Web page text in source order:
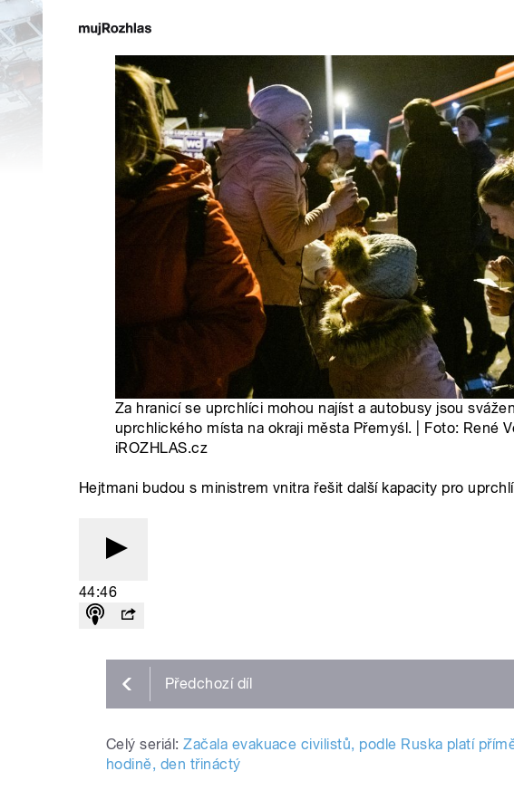
Za hranicí se uprchlíci mohou najíst a autobusy jsou
uprchlického místa na okraji města Přemyśl. | Foto: René
iROZHLAS.cz
Hejtmani budou s ministrem vnitra řešit další kapacity pro
44:46
Předchozí díl
Celý seriál: Začala evakuace civilistů, podle Ruska platí
hodině, den třináctý